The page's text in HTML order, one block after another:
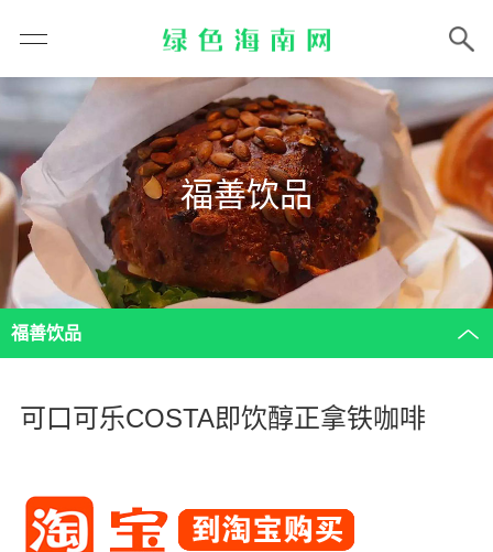
福善饮品
福善饮品
可口可乐COSTA即饮醇正拿铁咖啡